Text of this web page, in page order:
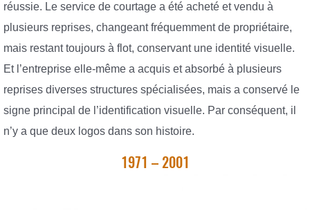
réussie. Le service de courtage a été acheté et vendu à
plusieurs reprises, changeant fréquemment de propriétaire,
mais restant toujours à flot, conservant une identité visuelle.
Et l’entreprise elle-même a acquis et absorbé à plusieurs
reprises diverses structures spécialisées, mais a conservé le
signe principal de l’identification visuelle. Par conséquent, il
n’y a que deux logos dans son histoire.
1971 – 2001